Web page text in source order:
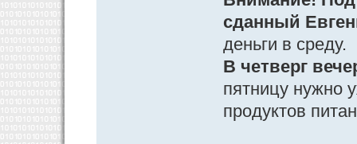
сданный
деньги в среду.
В четверг
пятницу нужно
продуктов